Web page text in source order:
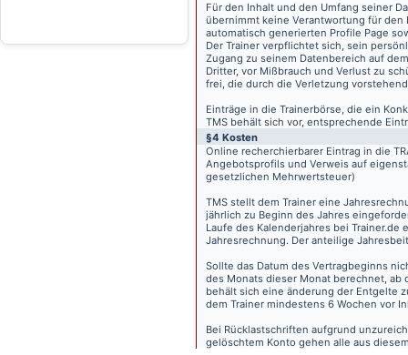
Für den Inhalt und den Umfang seiner
übernimmt keine Verantwortung für den
automatisch generierten Profile Page
Der Trainer verpflichtet sich, sein
Zugang zu seinem Datenbereich auf
Dritter, vor Mißbrauch und Verlust zu
frei, die durch die Verletzung
Einträge in die Trainerbörse, die ein
TMS behält sich vor, entsprechende
§4 Kosten
Online recherchierbarer Eintrag in die
Angebotsprofils und Verweis auf
gesetzlichen Mehrwertsteuer)
TMS stellt dem Trainer eine
jährlich zu Beginn des Jahres
Laufe des Kalenderjahres bei
Jahresrechnung. Der anteilige
Sollte das Datum des Vertragbeginns
des Monats dieser Monat berechnet, ab
behält sich eine änderung der Entgelte
dem Trainer mindestens 6 Wochen vor
Bei Rücklastschriften aufgrund
gelöschtem Konto gehen alle aus